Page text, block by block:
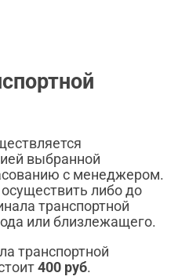
выбранной
с менеджером.
либо до
транспортной
или близлежащего.
транспортной
400 руб.